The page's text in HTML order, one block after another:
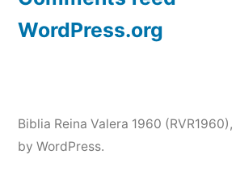
WordPress.org
Biblia Reina Valera 1960 (RVR1960) ,
by WordPress.